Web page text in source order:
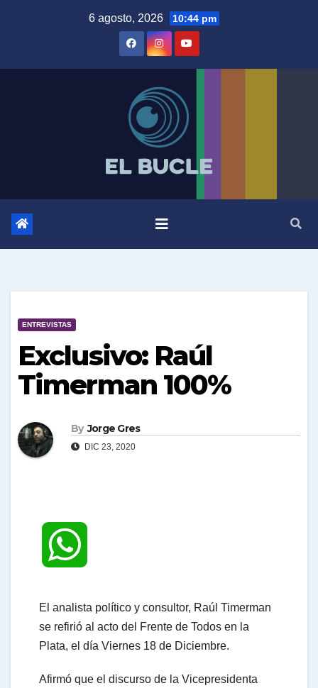
6 agosto, 2026 10:44 pm
ENTREVISTAS
Exclusivo: Raúl
Timerman 100%
By Jorge Gres
DIC 23, 2020
t
El analista político y consultor, Raúl Timerman
se refirió al acto del Frente de Todos en la
Plata, el día Viernes 18 de Diciembre.
Afirmó que el discurso de la Vicepresidenta